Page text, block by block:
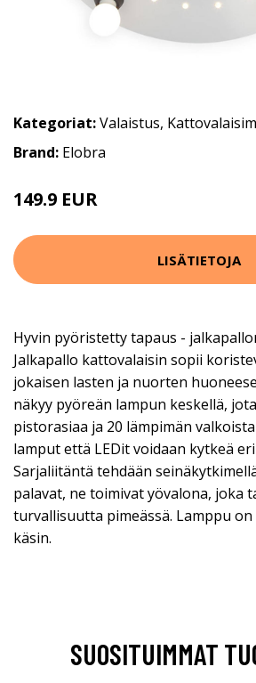
Kategoriat:Valaistus,
Brand: Elobra
149.9 EUR
LISÄTIETOJA
Hyvin pyöristetty tapaus -
Jalkapallo kattovalaisin sopii
jokaisen lasten ja nuorten
näkyy pyöreän lampun keskellä,
pistorasiaa ja 20 lämpimän valkoista
lamput että LEDit voidaan kytkeä
Sarjaliitäntä tehdään
palavat, ne toimivat yövalona, joka
turvallisuutta pimeässä. Lamppu
käsin.
SUOSITUIMMAT